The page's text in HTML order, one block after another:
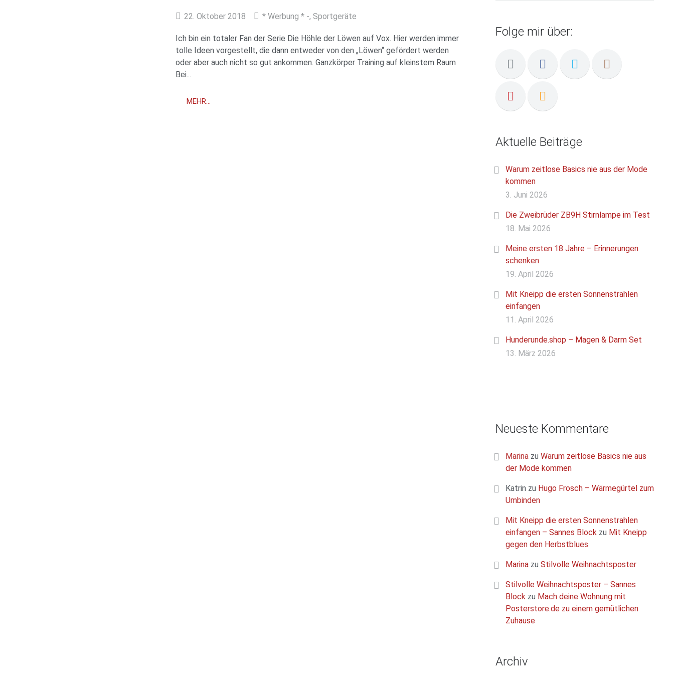
22. Oktober 2018 * Werbung * -, Sportgeräte
Ich bin ein totaler Fan der Serie Die Höhle der Löwen auf Vox. Hier werden immer
tolle Ideen vorgestellt, die dann entweder von den „Löwen“ gefördert werden
oder aber auch nicht so gut ankommen. Ganzkörper Training auf kleinstem Raum
Bei...
MEHR...
Folge mir über:
Aktuelle Beiträge
Warum zeitlose Basics nie aus der Mode
kommen
3. Juni 2026
Die Zweibrüder ZB9H Stirnlampe im Test
18. Mai 2026
Meine ersten 18 Jahre – Erinnerungen
schenken
19. April 2026
Mit Kneipp die ersten Sonnenstrahlen
einfangen
11. April 2026
Hunderunde.shop – Magen & Darm Set
13. März 2026
Neueste Kommentare
Marina zu Warum zeitlose Basics nie aus
der Mode kommen
Katrin zu Hugo Frosch – Wärmegürtel zum
Umbinden
Mit Kneipp die ersten Sonnenstrahlen
einfangen – Sannes Block zu Mit Kneipp
gegen den Herbstblues
Marina zu Stilvolle Weihnachtsposter
Stilvolle Weihnachtsposter – Sannes
Block zu Mach deine Wohnung mit
Posterstore.de zu einem gemütlichen
Zuhause
Archiv